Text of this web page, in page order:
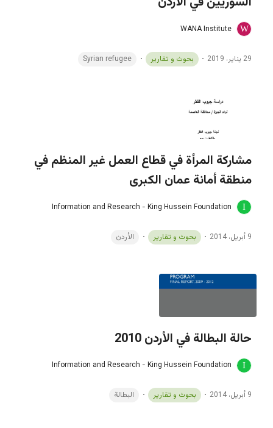
WANA Institute
29 يناير، 2019 بحوث و تقارير Syrian refugee
مشاركة المرأة في قطاع العمل غير المنظم في
منطقة أمانة عمان الكبرى
Information and Research - King Hussein Foundation
9 أبريل، 2014 بحوث و تقارير الأردن
حالة البطالة في الأردن 2010
Information and Research - King Hussein Foundation
9 أبريل، 2014 بحوث و تقارير البطالة